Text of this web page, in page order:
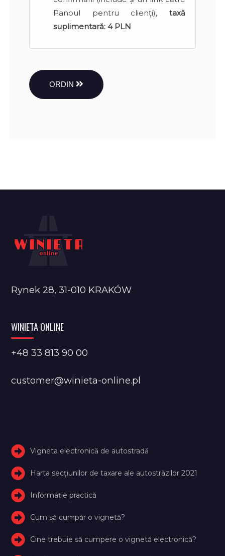
Panoul pentru clienți), taxă
suplimentară: 4 PLN
ORDIN
Rynek 28, 31-010 KRAKÓW
WINIETA ONLINE
+48 33 813 90 00
customer@winieta-online.pl
Vigneta electronică de autostradă
Harta secțiunilor de taxare ale autostrăzilor 2021
Informație practică
Cum să cumpăr o vignetă?
Cine trebuie să cumpere o vignetă electronică?